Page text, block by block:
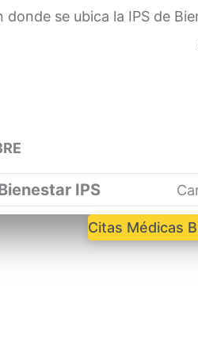
donde se ubica la IPS de
IPS
Citas Médicas